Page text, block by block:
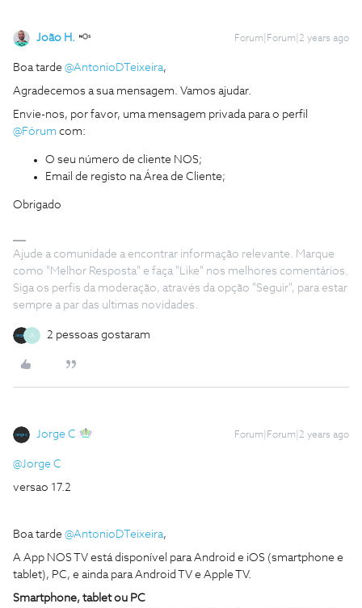
João H. Forum|Forum|2 years ago
Boa tarde @AntonioDTeixeira,
Agradecemos a sua mensagem. Vamos ajudar.
Envie-nos, por favor, uma mensagem privada para o perfil
@Fórum com:
O seu número de cliente NOS;
Email de registo na Área de Cliente;
Obrigado
Ajude a comunidade a encontrar informação relevante. Marque
como "Melhor Resposta" e faça "Like" nos melhores comentários.
Siga os perfis da moderação, através da opção "Seguir", para estar
sempre a par das ultimas novidades.
A 2 pessoas gostaram
Jorge C Forum|Forum|2 years ago
@Jorge C
versao 17.2
Boa tarde @AntonioDTeixeira,
A App NOS TV está disponível para Android e iOS (smartphone e
tablet), PC, e ainda para Android TV e Apple TV.
Smartphone, tablet ou PC